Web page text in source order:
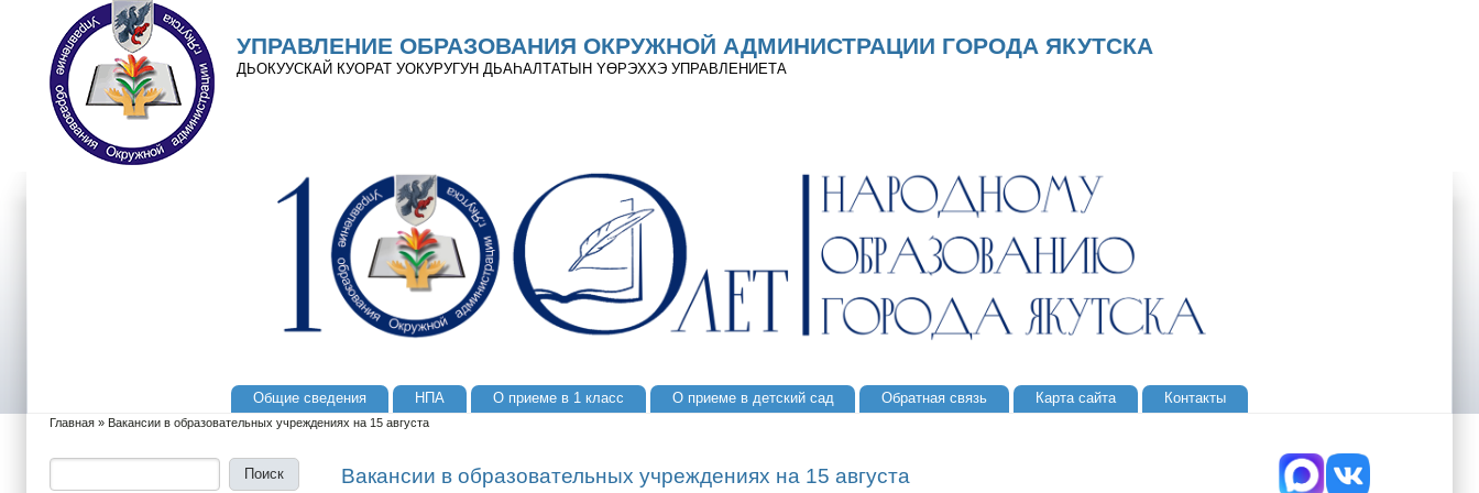
Перейти к основному содержанию
Skip to search
УПРАВЛЕНИЕ ОБРАЗОВАНИЯ ОКРУЖНОЙ АДМИНИСТРАЦИИ ГОРОДА ЯКУТСКА
ДЬОКУУСКАЙ КУОРАТ УОКУРУГУН ДЬАҺАЛТАТЫН YӨРЭХХЭ УПРАВЛЕНИЕТА
Общие сведения НПА О приеме в 1 класс О приеме в детский сад Обратная связь Карта сайта Контакты
Вы здесь
Главная » Вакансии в образовательных учреждениях на 15 августа
Вакансии в образовательных учреждениях на 15 августа